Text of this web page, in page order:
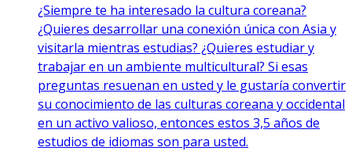
¿Siempre te ha interesado la cultura coreana?
¿Quieres desarrollar una conexión única con Asia y
visitarla mientras estudias? ¿Quieres estudiar y
trabajar en un ambiente multicultural? Si esas
preguntas resuenan en usted y le gustaría convertir
su conocimiento de las culturas coreana y occidental
en un activo valioso, entonces estos 3,5 años de
estudios de idiomas son para usted.